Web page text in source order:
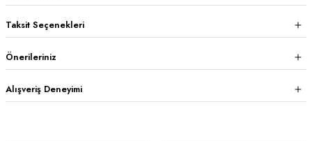
Taksit Seçenekleri
Önerileriniz
Alışveriş Deneyimi